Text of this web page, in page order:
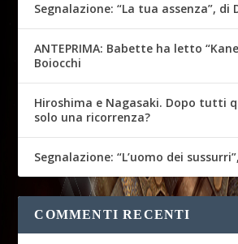
Segnalazione: “La tua assenza”, di
ANTEPRIMA: Babette ha letto
Boiocchi
Hiroshima e Nagasaki. Dopo tutti
solo una ricorrenza?
Segnalazione: “L’uomo dei
COMMENTI RECENTI